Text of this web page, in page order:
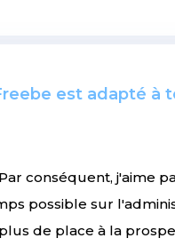
est adapté à
conséquent, j'aime
possible sur
de place à la